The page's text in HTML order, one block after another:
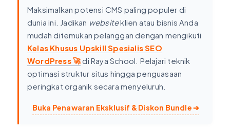
Maksimalkan potensi CMS paling populer di
dunia ini. Jadikan websiteklien atau bisnis Anda
mudah ditemukan pelanggan dengan mengikuti
Kelas Khusus Upskill Spesialis SEO
WordPress 🚀di Raya School. Pelajari teknik
optimasi struktur situs hingga penguasaan
peringkat organik secara menyeluruh.
Buka Penawaran Eksklusif & Diskon Bundle➔